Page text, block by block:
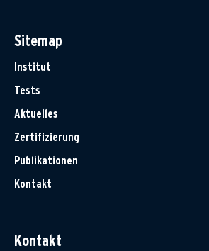
Sitemap
Institut
Tests
Aktuelles
Zertifizierung
Publikationen
Kontakt
Kontakt